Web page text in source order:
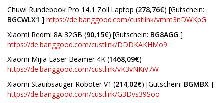
Chuwi Rundebook Pro 14,1 Zoll Laptop (278,76€) [Gutschein:
BGCWLX1 ] https://de.banggood.com/custlink/vmm3nDWKpG
Xiaomi Redmi 8A 32GB (90,15€) [Gutschein: BG8AGG ]
https://de.banggood.com/custlink/DDDKAKHMo9
Xiaomi Mijia Laser Beamer 4K (1468,09€)
https://de.banggood.com/custlink/vK3vNKiV7W
Xiaomi Stauibsauger Roboter V1 (214,02€) [Gutschein: BGMBX ]
https://de.banggood.com/custlink/G3Dvs39Soo